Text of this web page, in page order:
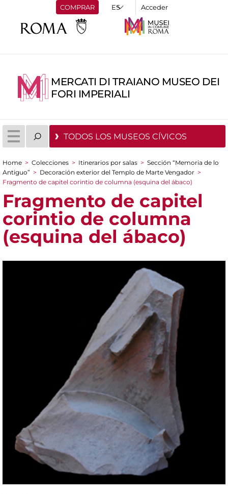
COMPRAR Acceder
MERCATI DI TRAIANO MUSEO DEI
FORI IMPERIALI
TODOS LOS MUSEOS CÍVICOS
You are here
Home > Colecciones > Itinerarios por salas > Sección “Memoria de lo
Antiguo” > Decoración exterior del Templo de Marte Vengador >
Fragmento de capitel corintio de columna (esquina del ábaco)
Fragmento de capitel
corintio de columna
(esquina del ábaco)